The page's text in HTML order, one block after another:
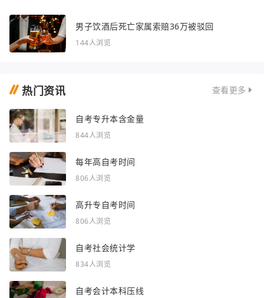
男子饮酒后死亡家属索赔36万被驳回
144人浏览
热门资讯 查看更多
自考专升本含金量
844人浏览
每年高自考时间
806人浏览
高升专自考时间
806人浏览
自考社会统计学
834人浏览
自考会计本科压线